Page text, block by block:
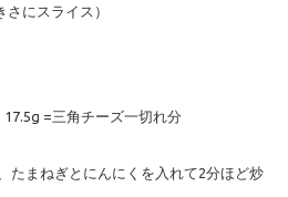
にスライス）
=三角チーズ一切れ分
たまねぎとにんにくを入れて2分ほど炒